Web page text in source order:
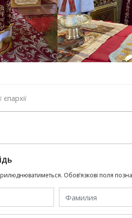
єпархії
Обов’язкові поля